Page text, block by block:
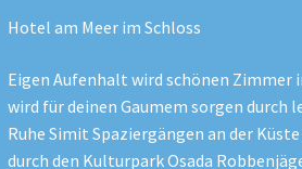
Hotel am Meer im Schloss
Eigen Aufenhalt wird schönen Zimmer
wird für deinen Gaumem sorgen durch
Ruhe Simit Spaziergängen an der
durch den Kulturpark Osada